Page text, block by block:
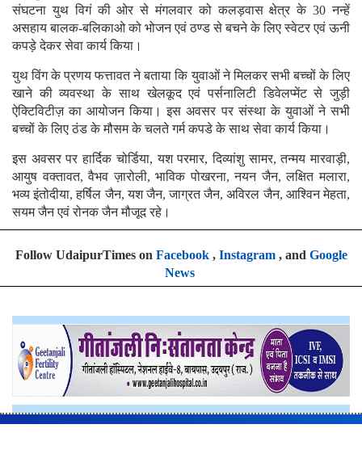
संघटना युथ विगं की ओर से मंगलवार को कलड़वास क्षेत्र के 30 नन्हें
असहाय बालक-बलिकाओ को भोजन एवं ठण्ड से बचने के लिए स्वेटर एवं ऊनी
कपड़े देकर सेवा कार्य किया।
युथ विंग के प्रणय फत्तावत ने बताया कि युवाओं ने मिलकर सभी बच्चों के लिए
खाने की व्यवस्था के साथ खेलकूद एवं पर्सनालिटी डिवेलप्मेंट से जुड़ी
ऐक्टिविटीज़ का आयोजन किया। इस अवसर पर संस्था के युवाओं ने सभी
बच्चों के लिए ठंड के मौसम के चलते गर्म कपडे के साथ सेवा कार्य किया।
इस अवसर पर हार्दिक चोर्डिया, यश परमार, दिव्यांशु सामर, तन्मय मारवाड़ी,
आयुष वक्तावत, वैभव ज़ारोली, भाविक पोखरना, नयन जैन, लक्षित मलारा,
भव्य इंतोदीया, हर्षिल जैन, यश जैन, जाग्रत जैन, अविरल जैन, आश्विन मेहता,
सयम जैन एवं रोनक जैन मौजूद रहे।
Follow UdaipurTimes on Facebook, Instagram, and Google
News